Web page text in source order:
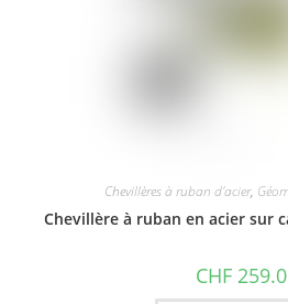
Chevillères à ruban d'acier,
Chevillère à ruban en acier sur
CHF